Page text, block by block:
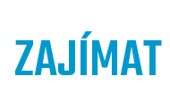
ZAJÍMAT